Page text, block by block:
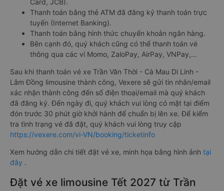
Card, JCB).
Thanh toán bằng thẻ ATM đã đăng ký thanh toán trực
tuyến (Internet Banking).
Thanh toán bằng hình thức chuyển khoản ngân hàng.
Bên cạnh đó, quý khách cũng có thể thanh toán vé
thông qua các ví Momo, ZaloPay, AirPay, VNPay,…
Sau khi thanh toán vé xe Trần Văn Thời - Cà Mau Di Linh -
Lâm Đồng limousine thành công, Vexere sẽ gửi tin nhắn/email
xác nhận thành công đến số điện thoại/email mà quý khách
đã đăng ký. Đến ngày đi, quý khách vui lòng có mặt tại điểm
đón trước 30 phút giờ khởi hành để chuẩn bị lên xe. Để kiểm
tra tình trạng vé đã đặt, quý khách vui lòng truy cập
https://vexere.com/vi-VN/booking/ticketinfo
Xem hướng dẫn chi tiết đặt vé xe, minh họa bằng hình ảnh tại
đây .
Đặt vé xe limousine Tết 2027 từ Trần